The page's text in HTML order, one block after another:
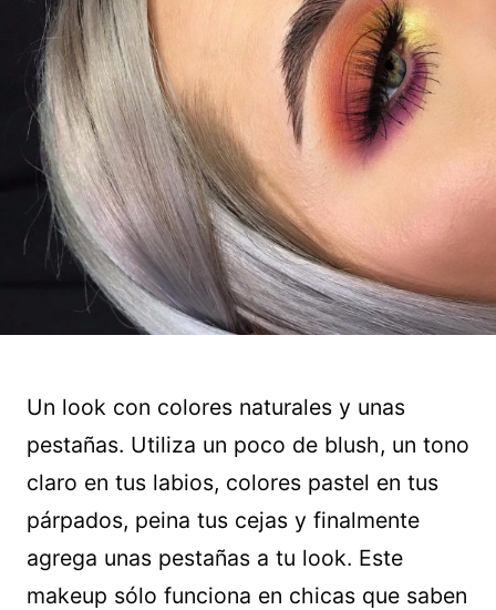
Un look con colores naturales y unas
pestañas. Utiliza un poco de blush, un tono
claro en tus labios, colores pastel en tus
párpados, peina tus cejas y finalmente
agrega unas pestañas a tu look. Este
makeup sólo funciona en chicas que saben